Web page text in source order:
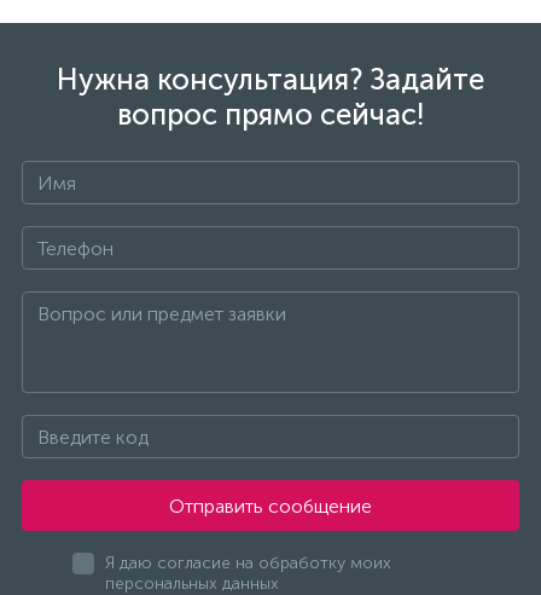
Нужна консультация? Задайте
вопрос прямо сейчас!
Отправить сообщение
Я даю согласие на обработку моих
персональных данных